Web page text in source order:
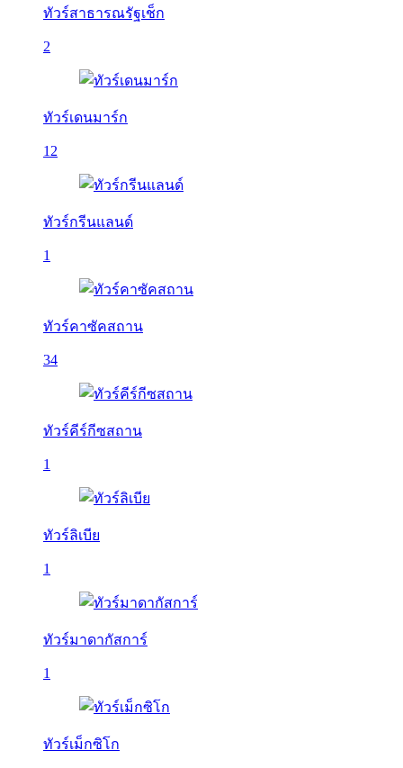
ทัวร์สาธารณรัฐเช็ก
2
ทัวร์เดนมาร์ก
12
ทัวร์กรีนแลนด์
1
ทัวร์คาซัคสถาน
34
ทัวร์คีร์กีซสถาน
1
ทัวร์ลิเบีย
1
ทัวร์มาดากัสการ์
1
ทัวร์เม็กซิโก